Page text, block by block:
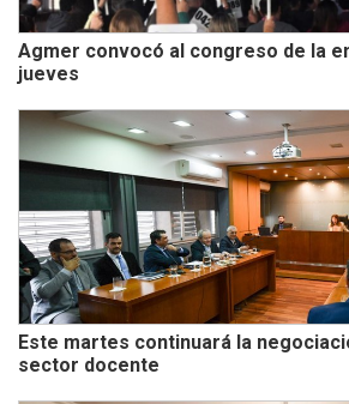
Agmer convocó al congreso de la
jueves
Este martes continuará la
sector docente